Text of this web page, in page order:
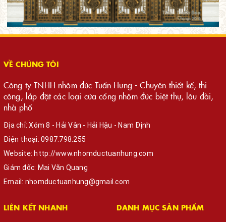
VỀ CHÚNG TÔI
Công ty TNHH nhôm đúc Tuấn Hưng - Chuyên thiết kế, thi
công, lắp đặt các loại cửa cổng nhôm đúc biệt thự, lâu đài,
nhà phố
Địa chỉ: Xóm 8 - Hải Vân - Hải Hậu - Nam Định
Điện thoại: 0987.798.255
Website:http://www.nhomductuanhung.com
Giám đốc: Mai Văn Quang
Email: nhomductuanhung@gmail.com
LIÊN KẾT NHANH DANH MỤC SẢN PHẨM